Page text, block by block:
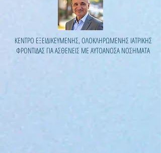
ΚΕΝΤΡΟ ΕΞΕΙΔΙΚΕΥΜΕΝΗΣ, ΟΛΟΚΛΗΡΩΜΕΝΗΣ ΙΑΤΡΙΚΗΣ
ΦΡΟΝΤΙΔΑΣ ΓΙΑ ΑΣΘΕΝΕΙΣ ΜΕ ΑΥΤΟΑΝΟΣΑ ΝΟΣΗΜΑΤΑ